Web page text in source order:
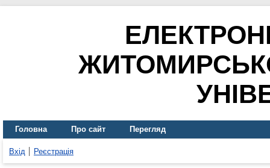
Головна Про сайт Перегляд
Вхід Реєстрація